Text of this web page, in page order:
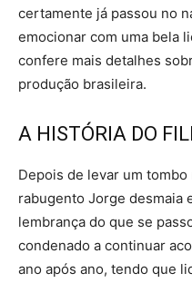
certamente já passou no
emocionar com uma bela
confere mais detalhes
produção brasileira.
A HISTÓRIA DO
Depois de levar um
rabugento Jorge desmaia
lembrança do que se
condenado a continuar
ano após ano, tendo que